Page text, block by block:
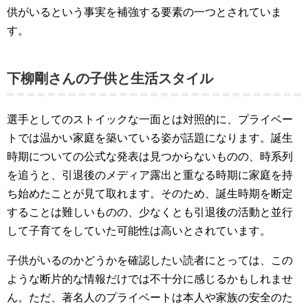
供がいるという事実を補強する要素の一つとされていま
す。
下柳剛さんの子供と生活スタイル
選手としてのストイックな一面とは対照的に、プライベー
トでは温かい家庭を築いている姿が話題になります。誕生
時期についての公式な発表は見つからないものの、時系列
を追うと、引退後のメディア露出と重なる時期に家庭を持
ち始めたことが見て取れます。そのため、誕生時期を断定
することは難しいものの、少なくとも引退後の活動と並行
して子育てをしていた可能性は高いとされています。
子供がいるのかどうかを確認したい読者にとっては、この
ような断片的な情報だけでは不十分に感じるかもしれませ
ん。ただ、著名人のプライベートは本人や家族の安全のた